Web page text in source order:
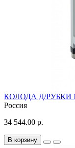
КОЛОДА Д/РУБКИ
Россия
34 544.00 р.
В корзину